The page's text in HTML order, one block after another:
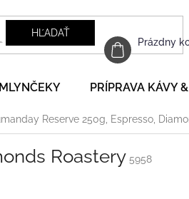
HĽADAŤ
NÁKUPNÝ
KOŠÍK
Prázdny
PRÍPRAVA KÁVY
Reserve 250g, Espresso,
Roastery 5958